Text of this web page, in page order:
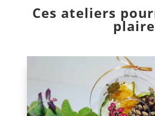
Ces ateliers
plaire